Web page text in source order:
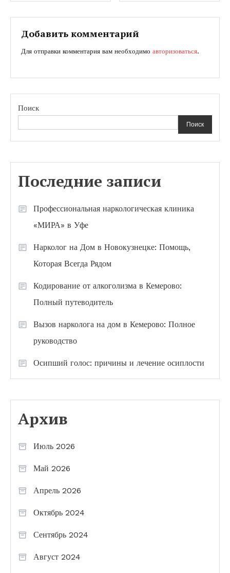
по
записям
Добавить комментарий
Для отправки комментария вам необходимо авторизоваться.
Поиск
Поиск
Последние записи
Профессиональная наркологическая клиника
«МИРА» в Уфе
Нарколог на Дом в Новокузнецке: Помощь,
Которая Всегда Рядом
Кодирование от алкоголизма в Кемерово:
Полный путеводитель
Вызов нарколога на дом в Кемерово: Полное
руководство
Осипший голос: причины и лечение осиплости
Архив
Июль 2026
Май 2026
Апрель 2026
Октябрь 2024
Сентябрь 2024
Август 2024